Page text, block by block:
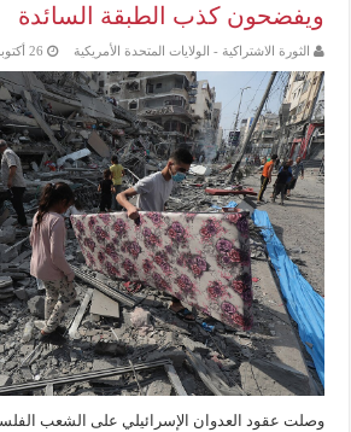
ويفضحون كذب الطبقة السائدة
الثورة الاشتراكية - الولايات المتحدة الأمريكية 26 أكتوبر، 2023
وصلت عقود العدوان الإسرائيلي على الشعب